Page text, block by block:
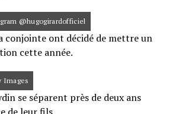
@hugogirardofficiel
conjointe ont décidé de mettre un
cette année.
Images
se séparent près de deux ans